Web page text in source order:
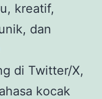
kreatif,
dan
di Twitter/X,
kocak